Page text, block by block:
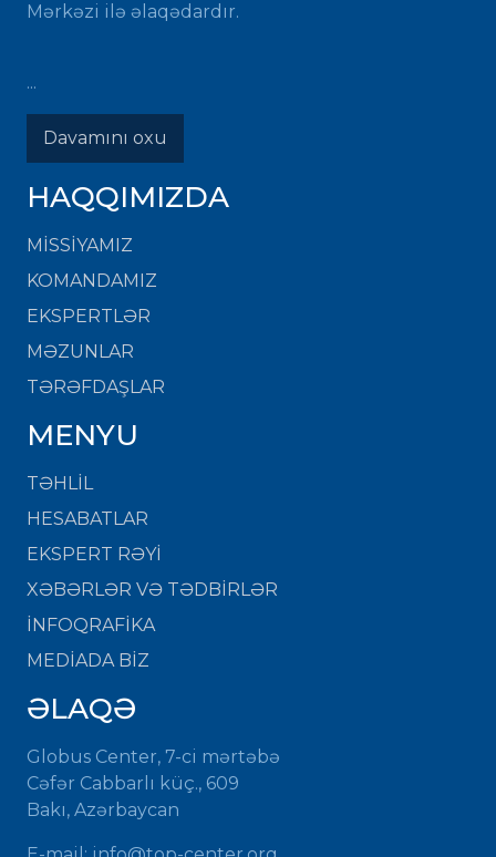
Mərkəzi ilə əlaqədardır.
...
Davamını oxu
HAQQIMIZDA
MISSIYAMIZ
KOMANDAMIZ
EKSPERTLƏR
MƏZUNLAR
TƏRƏFDAŞLAR
MENYU
TƏHLİL
HESABATLAR
EKSPERT RƏYİ
XƏBƏRLƏR VƏ TƏDBİRLƏR
İNFOQRAFİKA
MEDİADA BİZ
ƏLAQƏ
Globus Center, 7-ci mərtəbə
Cəfər Cabbarlı küç., 609
Bakı, Azərbaycan